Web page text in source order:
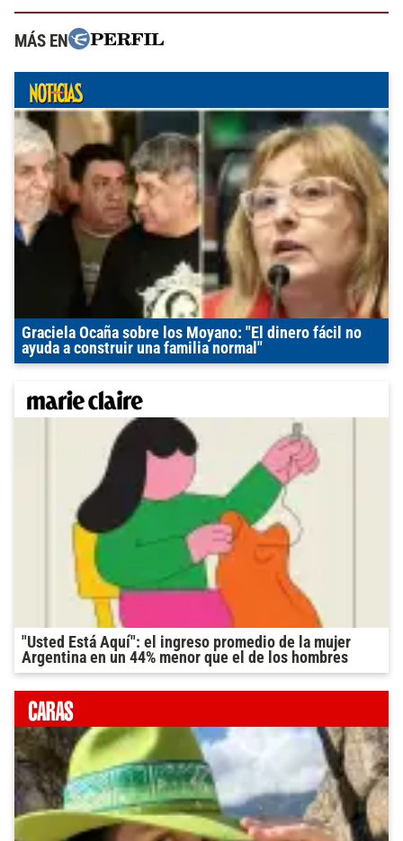
MÁS EN
Graciela Ocaña sobre los Moyano: "El dinero fácil no
ayuda a construir una familia normal"
"Usted Está Aquí": el ingreso promedio de la mujer
Argentina en un 44% menor que el de los hombres